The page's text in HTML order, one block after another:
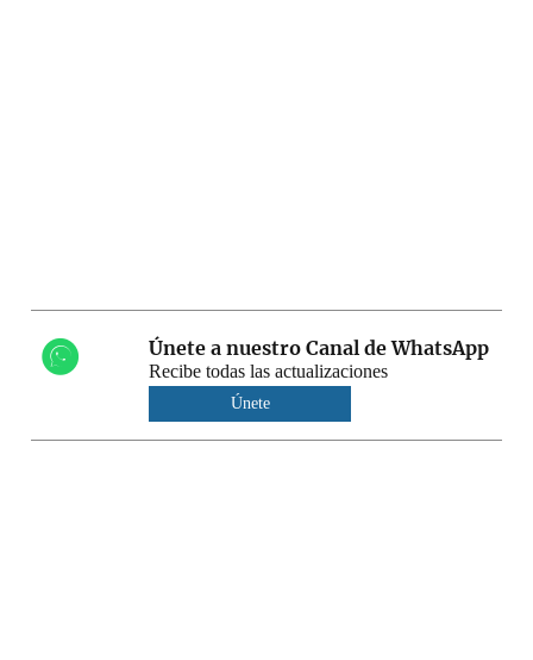
Únete a nuestro Canal de WhatsApp
Recibe todas las actualizaciones
Únete